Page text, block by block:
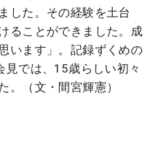
した。その経験を土台
ることができました。成
います」。記録ずくめの
では、15歳らしい初々
。（文・間宮輝憲）